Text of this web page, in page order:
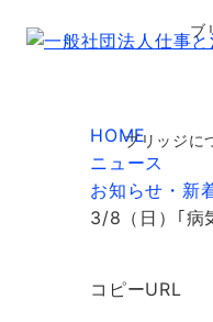
ブリッジに
ブ
HOME
ニュース
お知らせ・新
3/8（日）｢病
コピーURL